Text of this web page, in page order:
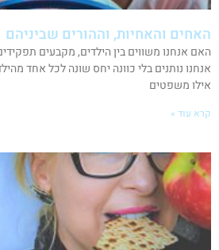
האחים והאחיות, וההורים שביניהם
האם אנחנו משווים בין הילדים, מקבעים
אנחנו נותנים בלי כוונה יחס שונה לכל אחד
אילו משפטים
קרא עוד »